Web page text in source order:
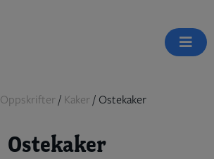
Oppskrifter/ Kaker/ Ostekaker
Ostekaker